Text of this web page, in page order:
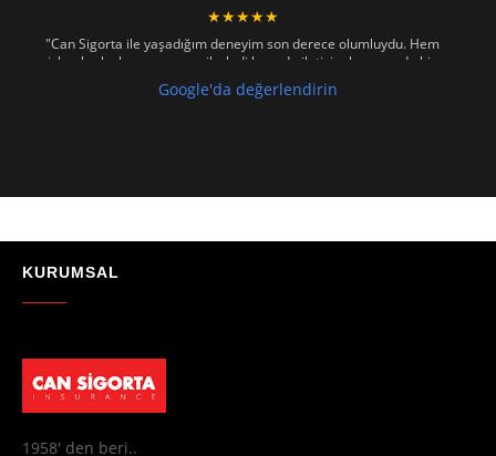
★★★★★
"Can Sigorta ile yaşadığım deneyim son derece olumluydu. Hem
işlemler hızlı ve sorunsuz ilerledi hem de iletişim konusunda hiç
zorlanmadım. Aradığımda ya da mesaj attığımda hemen dönüş
sağladılar, her soruma sabırla ve açıklayıcı bir şekilde yanıt verdiler.
"Absolutelly the best at the TRNC. Highly recommeded !!! Thank You
Google'da değerlendirin
KURUMSAL
1958' den beri..